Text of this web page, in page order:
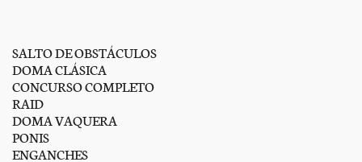
SALTO DE OBSTÁCULOS
DOMA CLÁSICA
CONCURSO COMPLETO
RAID
DOMA VAQUERA
PONIS
ENGANCHES